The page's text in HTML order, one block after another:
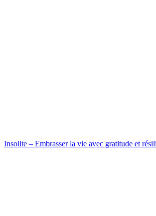
Insolite – Embrasser la vie avec gratitude et